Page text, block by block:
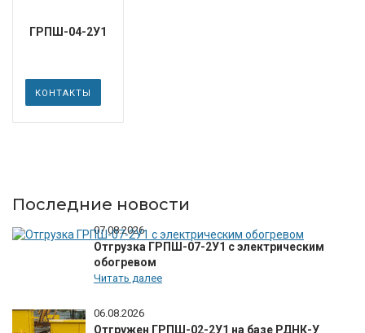
ГРПШ-04-2У1
КОНТАКТЫ
Последние новости
07.08.2026
Отгрузка ГРПШ-07-2У1 с электрическим
обогревом
Читать далее
06.08.2026
Отгружен ГРПШ-02-2У1 на базе РДНК-У